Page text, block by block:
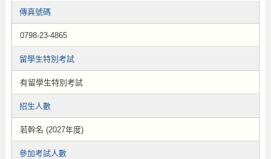
傳真號碼
0798-23-4865
留學生特別考試
有留學生特別考試
招生人數
若幹名 (2027年度)
參加考試人數